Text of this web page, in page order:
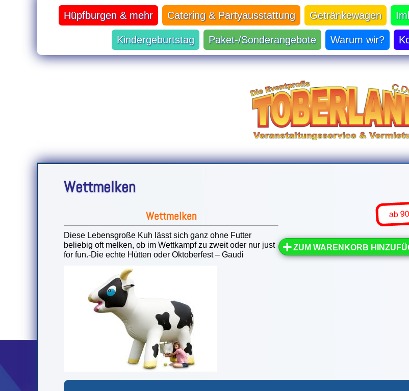
Hüpfburgen & mehr Catering & Partyausstattung Getränkewagen
Kindergeburtstag Paket-/Sonderangebote Warum wir?
Wettmelken
ab
ZUM WARENKORB
Wettmelken
Diese Lebensgroße Kuh lässt sich ganz ohne Futter
beliebig oft melken, ob im Wettkampf zu zweit oder nur just
for fun.-Die echte Hütten oder Oktoberfest – Gaudi